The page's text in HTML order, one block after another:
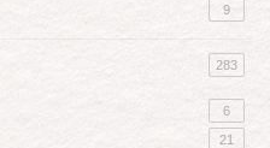
9
283
6
21